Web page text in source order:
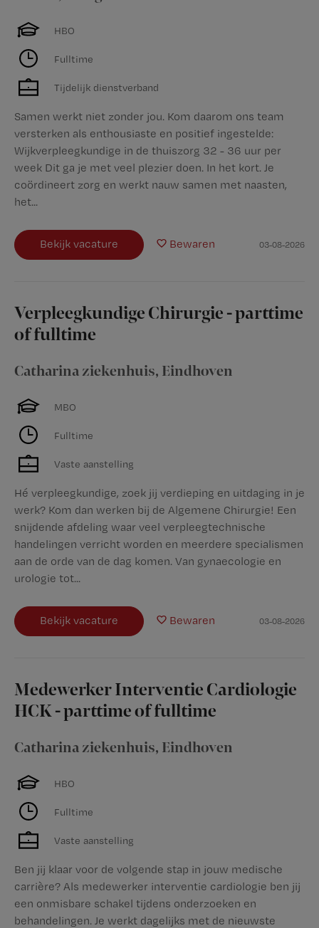
HBO
Fulltime
Tijdelijk dienstverband
Samen werkt niet zonder jou. Kom daarom ons team
versterken als enthousiaste en positief ingestelde:
Wijkverpleegkundige in de thuiszorg 32 - 36 uur per
week Dit ga je met veel plezier doen. In het kort. Je
coördineert zorg en werkt nauw samen met naasten,
het...
Bekijk vacature Bewaren 03-08-2026
Verpleegkundige Chirurgie - parttime
of fulltime
Catharina ziekenhuis, Eindhoven
MBO
Fulltime
Vaste aanstelling
Hé verpleegkundige, zoek jij verdieping en uitdaging in je
werk? Kom dan werken bij de Algemene Chirurgie! Een
snijdende afdeling waar veel verpleegtechnische
handelingen verricht worden en meerdere specialismen
aan de orde van de dag komen. Van gynaecologie en
urologie tot...
Bekijk vacature Bewaren 03-08-2026
Medewerker Interventie Cardiologie
HCK - parttime of fulltime
Catharina ziekenhuis, Eindhoven
HBO
Fulltime
Vaste aanstelling
Ben jij klaar voor de volgende stap in jouw medische
carrière? Als medewerker interventie cardiologie ben jij
een onmisbare schakel tijdens onderzoeken en
behandelingen. Je werkt dagelijks met de nieuwste